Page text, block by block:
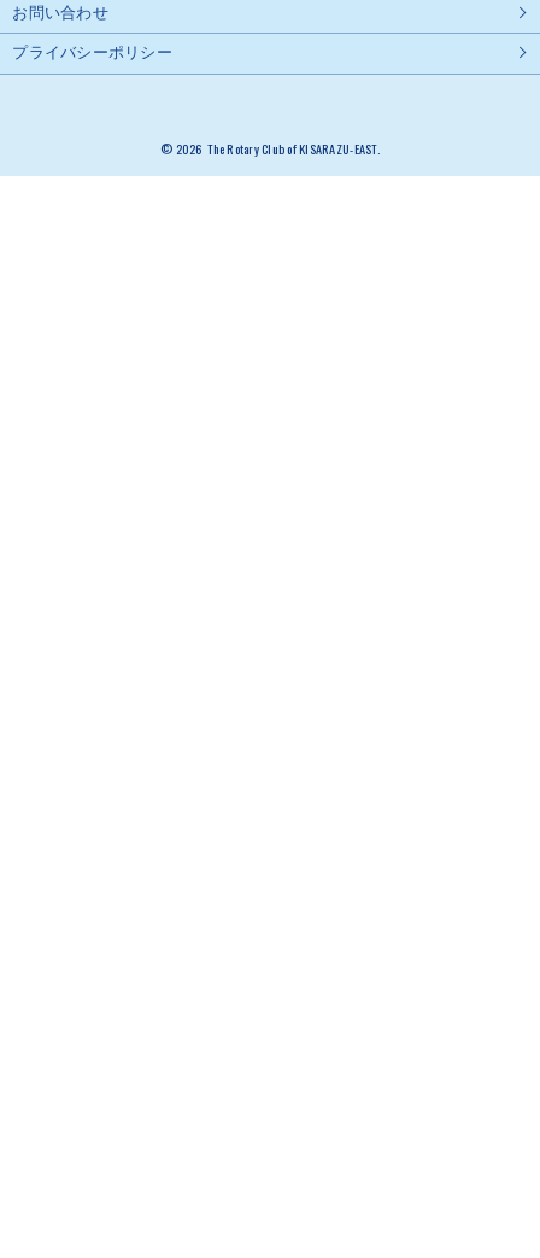
お問い合わせ
プライバシーポリシー
© 2026 The Rotary Club of KISARAZU-EAST.